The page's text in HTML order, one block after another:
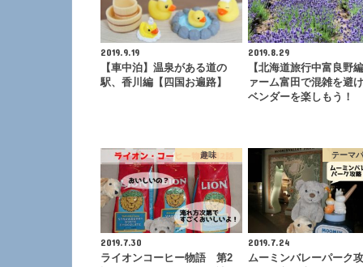
2019.9.19
【車中泊】温泉がある道の
駅、香川編【四国お遍路】
2019.8.29
【北海道旅行中富良野
ァーム富田で混雑を避
ベンダーを楽しもう！
趣味
2019.7.30
ライオンコーヒー物語 第2
テーマ
2019.7.24
ムーミンバレーパーク